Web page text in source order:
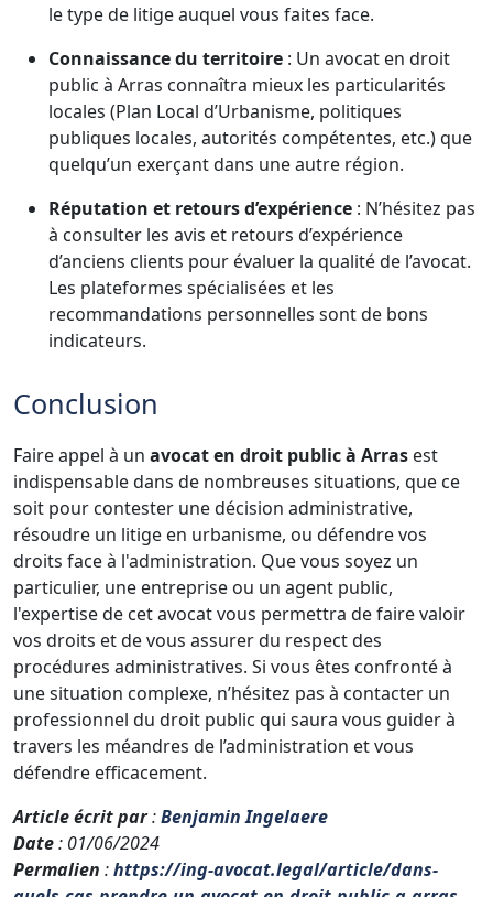
le type de litige auquel vous faites face.
Connaissance du territoire : Un avocat en droit
public à Arras connaîtra mieux les particularités
locales (Plan Local d’Urbanisme, politiques
publiques locales, autorités compétentes, etc.) que
quelqu’un exerçant dans une autre région.
Réputation et retours d’expérience : N’hésitez pas
à consulter les avis et retours d’expérience
d’anciens clients pour évaluer la qualité de l’avocat.
Les plateformes spécialisées et les
recommandations personnelles sont de bons
indicateurs.
Conclusion
Faire appel à un avocat en droit public à Arras est
indispensable dans de nombreuses situations, que ce
soit pour contester une décision administrative,
résoudre un litige en urbanisme, ou défendre vos
droits face à l'administration. Que vous soyez un
particulier, une entreprise ou un agent public,
l'expertise de cet avocat vous permettra de faire valoir
vos droits et de vous assurer du respect des
procédures administratives. Si vous êtes confronté à
une situation complexe, n’hésitez pas à contacter un
professionnel du droit public qui saura vous guider à
travers les méandres de l’administration et vous
défendre efficacement.
Article écrit par:Benjamin Ingelaere
Date: 01/06/2024
Permalien :https://ing-avocat.legal/article/dans-